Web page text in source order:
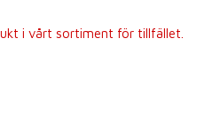
i vårt sortiment för tillfället.